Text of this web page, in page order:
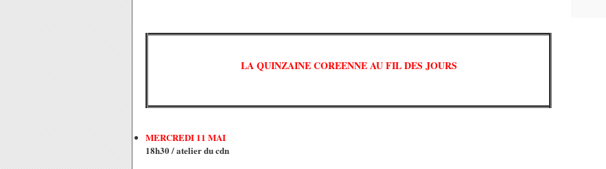
LA QUINZAINE COREENNE AU FIL DES JOURS
MERCREDI 11 MAI
18h30 / atelier du cdn